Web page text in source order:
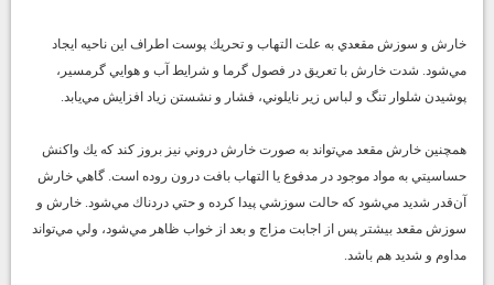
خارش و سوزش مقعدي به علت التهاب و تحريك پوست اطراف اين ناحيه ايجاد
مي‌شود. شدت خارش با تعريق در فصول گرما و شرايط آب و هوايي گرمسير،
پوشيدن شلوار تنگ و لباس زير نايلوني، فشار و نشستن زياد افزايش مي‌يابد.
همچنين خارش مقعد مي‌تواند به صورت خارش دروني نيز بروز كند كه يك واكنش
حساسيتي به مواد موجود در مدفوع يا التهاب بافت درون روده است. گاهي خارش
آن‌قدر شديد مي‌شود كه حالت سوزشي پيدا كرده و حتي دردناك مي‌شود. خارش و
سوزش مقعد بيشتر پس از اجابت مزاج و بعد از خواب ظاهر مي‌شود، ولي مي‌تواند
مداوم و شديد هم باشد.